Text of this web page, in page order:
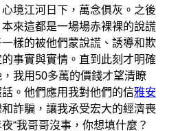
境江河日下，萬念俱灰。之後
來這都是一場場赤裸裸的說謊
樣的被他們蒙說謊、誘導和欺
事實與實情。直到此刻才明確
我用50多萬的價錢才望清瞭
。他們應用我對他們的信雅安
詐騙，讓我承受宏大的經濟喪
“我哥哥沒事，你想填什麼？